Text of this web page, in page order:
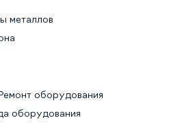
металлов
оборудования
оборудования